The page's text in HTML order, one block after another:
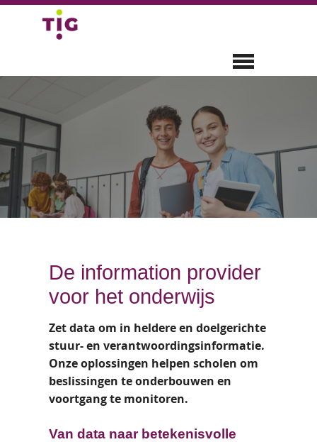
navigation
De information provider
voor het onderwijs
Zet data om in heldere en doelgerichte
stuur- en verantwoordingsinformatie.
Onze oplossingen helpen scholen om
beslissingen te onderbouwen en
voortgang te monitoren.
Van data naar betekenisvolle